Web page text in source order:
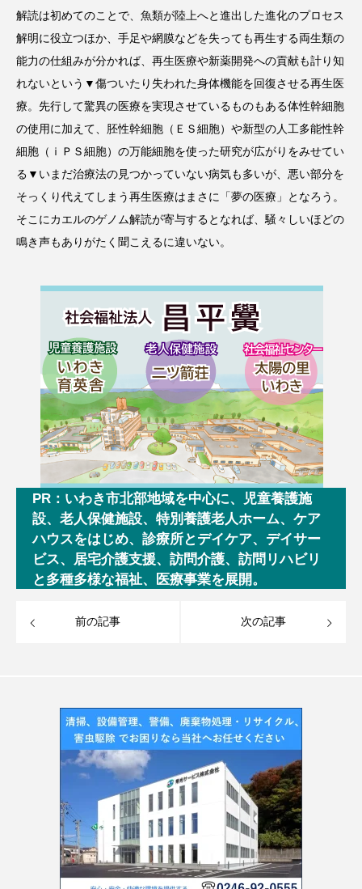
解読は初めてのことで、魚類が陸上へと進出した進化のプロセス
解明に役立つほか、手足や網膜などを失っても再生する両生類の
能力の仕組みが分かれば、再生医療や新薬開発への貢献も計り知
れないという▼傷ついたり失われた身体機能を回復させる再生医
療。先行して驚異の医療を実現させているものもある体性幹細胞
の使用に加えて、胚性幹細胞（ＥＳ細胞）や新型の人工多能性幹
細胞（ｉＰＳ細胞）の万能細胞を使った研究が広がりをみせてい
る▼いまだ治療法の見つかっていない病気も多いが、悪い部分を
そっくり代えてしまう再生医療はまさに「夢の医療」となろう。
そこにカエルのゲノム解読が寄与するとなれば、騒々しいほどの
鳴き声もありがたく聞こえるに違いない。
PR：いわき市北部地域を中心に、児童養護施
設、老人保健施設、特別養護老人ホーム、ケア
ハウスをはじめ、診療所とデイケア、デイサー
ビス、居宅介護支援、訪問介護、訪問リハビリ
と多種多様な福祉、医療事業を展開。
前の記事 次の記事